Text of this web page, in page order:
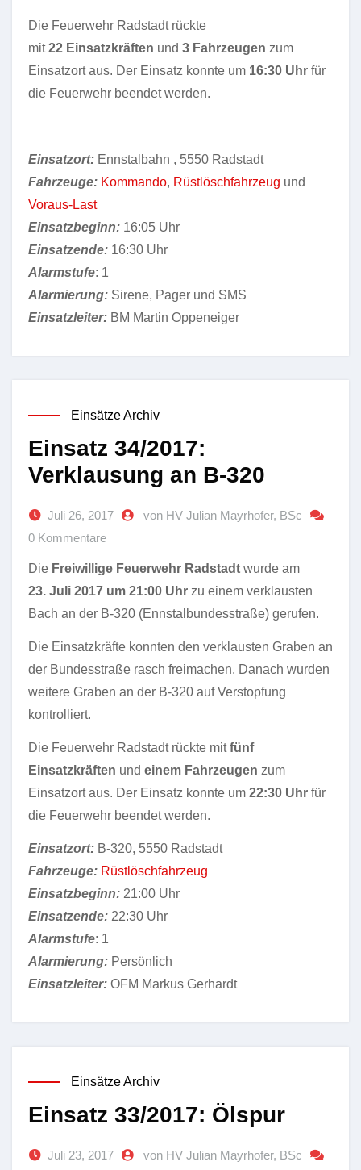
Die Feuerwehr Radstadt rückte
mit22 Einsatzkräften und 3 Fahrzeugen zum
Einsatzort aus. Der Einsatz konnte um 16:30 Uhr für
die Feuerwehr beendet werden.
Einsatzort: Ennstalbahn , 5550 Radstadt
Fahrzeuge: Kommando, Rüstlöschfahrzeug und
Voraus-Last
Einsatzbeginn: 16:05 Uhr
Einsatzende: 16:30 Uhr
Alarmstufe: 1
Alarmierung: Sirene, Pager und SMS
Einsatzleiter: BM Martin Oppeneiger
Einsätze Archiv
Einsatz 34/2017:
Verklausung an B-320
Juli 26, 2017
von HV Julian Mayrhofer, BSc
0 Kommentare
Die Freiwillige Feuerwehr Radstadt wurde am
23. Juli 2017 um 21:00 Uhr zu einem verklausten
Bach an der B-320 (Ennstalbundesstraße) gerufen.
Die Einsatzkräfte konnten den verklausten Graben an
der Bundesstraße rasch freimachen. Danach wurden
weitere Graben an der B-320 auf Verstopfung
kontrolliert.
Die Feuerwehr Radstadt rückte mitfünf
Einsatzkräften und einem Fahrzeugen zum
Einsatzort aus. Der Einsatz konnte um 22:30 Uhr für
die Feuerwehr beendet werden.
Einsatzort: B-320, 5550 Radstadt
Fahrzeuge: Rüstlöschfahrzeug
Einsatzbeginn: 21:00 Uhr
Einsatzende: 22:30 Uhr
Alarmstufe: 1
Alarmierung: Persönlich
Einsatzleiter: OFM Markus Gerhardt
Einsätze Archiv
Einsatz 33/2017: Ölspur
Juli 23, 2017
von HV Julian Mayrhofer, BSc